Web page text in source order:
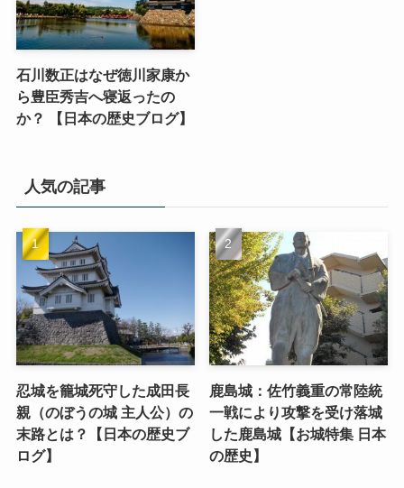
石川数正はなぜ徳川家康か
ら豊臣秀吉へ寝返ったの
か？ 【日本の歴史ブログ】
人気の記事
忍城を籠城死守した成田長
親（のぼうの城 主人公）の
末路とは？【日本の歴史ブ
ログ】
鹿島城：佐竹義重の常陸統
一戦により攻撃を受け落城
した鹿島城【お城特集 日本
の歴史】